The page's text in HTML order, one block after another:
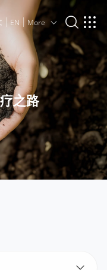
EN More
之路